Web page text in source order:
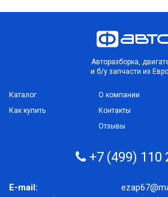
Авторазборка,
и б/у запчасти из
Каталог
Как купить
О компании
Контакты
Отзывы
+7 (499) 110
E-mail: